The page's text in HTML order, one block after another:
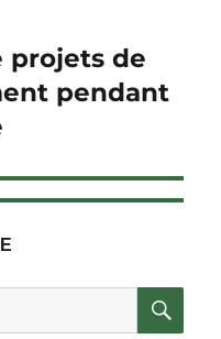
projets de
pendant